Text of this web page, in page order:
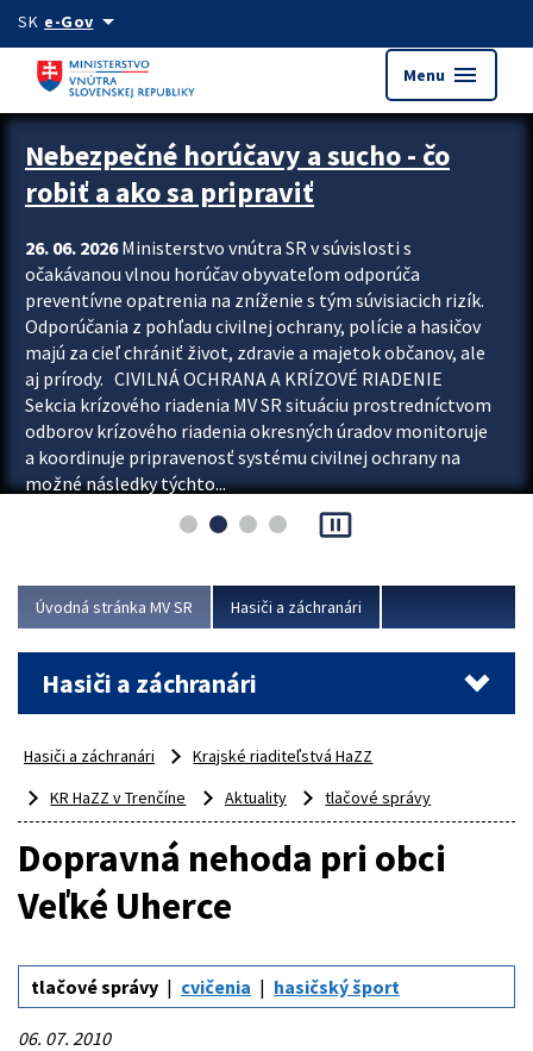
Preskocit na hlavný obsah
SK e-Govarrow_drop_down
Menu menu
Zastavit automatický posun upútavok
Nebezpečné horúčavy a sucho - čo
robiť a ako sa pripraviť
26. 06. 2026Ministerstvo vnútra SR v súvislosti s
očakávanou vlnou horúčav obyvateľom odporúča
preventívne opatrenia na zníženie s tým súvisiacich rizík.
Odporúčania z pohľadu civilnej ochrany, polície a hasičov
majú za cieľ chrániť život, zdravie a majetok občanov, ale
aj prírody. CIVILNÁ OCHRANA A KRÍZOVÉ RIADENIE
Sekcia krízového riadenia MV SR situáciu prostredníctvom
odborov krízového riadenia okresných úradov monitoruje
a koordinuje pripravenosť systému civilnej ochrany na
možné následky týchto...
pause_presentation
Úvodná stránka MV SR Hasiči a záchranári
Hasiči a záchranári
Hasiči a záchranári
Krajské riaditeľstvá HaZZ
KR HaZZ v Trenčíne
Aktuality tlačové správy
Dopravná nehoda pri obci
Veľké Uherce
tlačové správy cvičenia hasičský šport
06. 07. 2010